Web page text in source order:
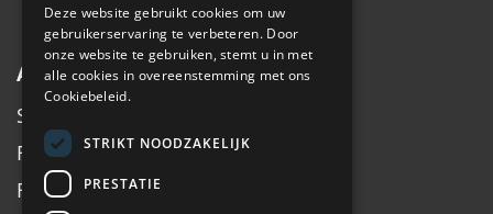
Algemeen
Service
Fiets inruilen
Fietsadvies op maat
Deze website gebruikt cookies om uw
gebruikerservaring te verbeteren. Door
onze website te gebruiken, stemt u in met
alle cookies in overeenstemming met ons
Cookiebeleid.
STRIKT NOODZAKELIJK
PRESTATIE